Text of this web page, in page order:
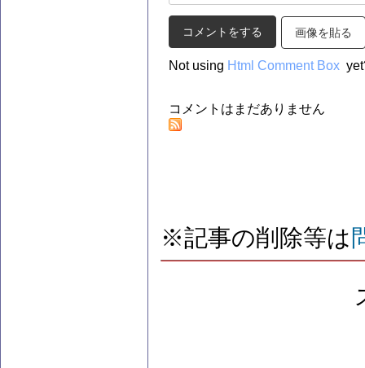
画像を貼る
Not using Html Comment Box
コメントはまだありません
※記事の削除等は